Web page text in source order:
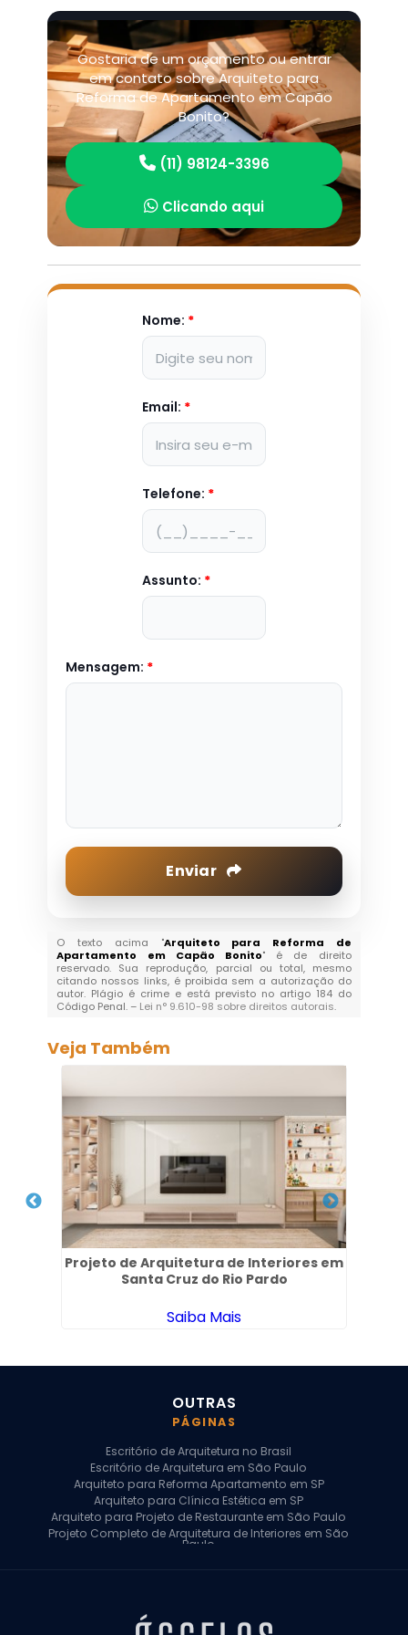
Gostaria de um orçamento ou entrar
em contato sobre Arquiteto para
Reforma de Apartamento em Capão
Bonito?
(11) 98124-3396
Clicando aqui
Nome: *
Email: *
Telefone: *
Assunto: *
Mensagem: *
Enviar
O texto acima "Arquiteto para Reforma de
Apartamento em Capão Bonito" é de direito
reservado. Sua reprodução, parcial ou total, mesmo
citando nossos links, é proibida sem a autorização do
autor. Plágio é crime e está previsto no artigo 184 do
Código Penal. – Lei n° 9.610-98 sobre direitos autorais.
Veja Também
Projeto de Arquitetura de Interiores em
Santa Cruz do Rio Pardo
Saiba Mais
OUTRAS
PÁGINAS
Escritório de Arquitetura no Brasil
Escritório de Arquitetura em São Paulo
Arquiteto para Reforma Apartamento em SP
Arquiteto para Clínica Estética em SP
Arquiteto para Projeto de Restaurante em São Paulo
Projeto Completo de Arquitetura de Interiores em São
Paulo
Arquiteto para Projeto Comercial em São Paulo
Arquiteto Comercial